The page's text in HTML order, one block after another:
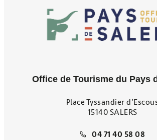
Office de Tourisme du Pays
Place Tyssandier
15140 SALERS
04 71 40 58 08